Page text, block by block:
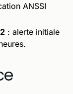
ANSSI
: alerte initiale